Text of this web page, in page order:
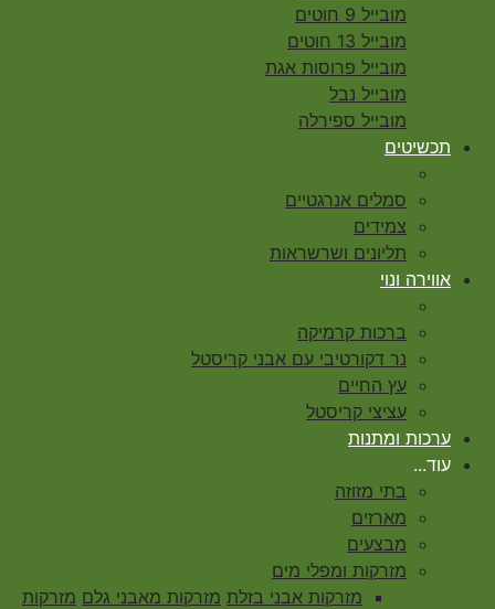
מובייל 9 חוטים
מובייל 13 חוטים
מובייל פרוסות אגת
מובייל נבל
מובייל ספירלה
תכשיטים
סמלים אנרגטיים
צמידים
תליונים ושרשראות
אווירה ונוי
ברכות קרמיקה
נר דקורטיבי עם אבני קריסטל
עץ החיים
עציצי קריסטל
ערכות ומתנות
עוד...
בתי מזוזה
מארזים
מבצעים
מזרקות ומפלי מים
מזרקות אבני בזלת מזרקות מאבני גלם מזרקות